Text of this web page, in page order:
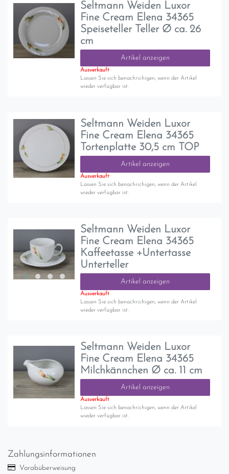
Seltmann Weiden Luxor
Fine Cream Elena 34365
Speiseteller Teller Ø ca. 26
cm
Artikel anzeigen
Ausverkauft
Lassen Sie sich benachrichigen, wenn der Artikel
wieder verfügbar ist.
Seltmann Weiden Luxor
Fine Cream Elena 34365
Tortenplatte 30,5 cm TOP
Artikel anzeigen
Ausverkauft
Lassen Sie sich benachrichigen, wenn der Artikel
wieder verfügbar ist.
Seltmann Weiden Luxor
Fine Cream Elena 34365
Kaffeetasse +Untertasse
Unterteller
Artikel anzeigen
Ausverkauft
Lassen Sie sich benachrichigen, wenn der Artikel
wieder verfügbar ist.
Seltmann Weiden Luxor
Fine Cream Elena 34365
Milchkännchen Ø ca. 11 cm
Artikel anzeigen
Ausverkauft
Lassen Sie sich benachrichigen, wenn der Artikel
wieder verfügbar ist.
Zahlungsinformationen
Vorabüberweisung